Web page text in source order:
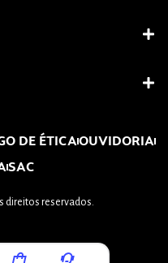
DE ÉTICAOUVIDORIA
SAC
direitos reservados.